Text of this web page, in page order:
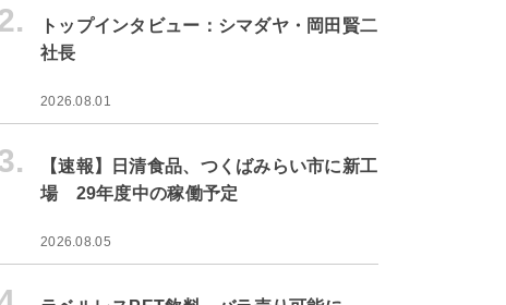
トップインタビュー：シマダヤ・岡田賢二
社長
2026.08.01
【速報】日清食品、つくばみらい市に新工
場 29年度中の稼働予定
2026.08.05